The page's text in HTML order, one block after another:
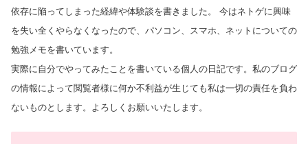
依存に陥ってしまった経緯や体験談を書きました。 今はネトゲに興味
を失い全くやらなくなったので、パソコン、スマホ、ネットについての
勉強メモを書いています。
実際に自分でやってみたことを書いている個人の日記です。私のブログ
の情報によって閲覧者様に何か不利益が生じても私は一切の責任を負わ
ないものとします。よろしくお願いいたします。